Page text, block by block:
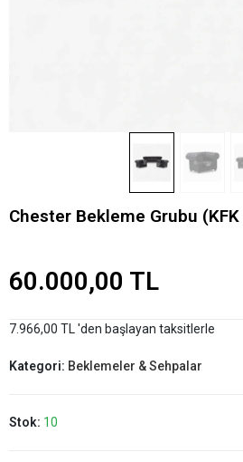
Chester Bekleme Grubu
60.000,00 TL
7.966,00 TL 'den başlayan taksitlerle
Kategori: Beklemeler & Sehpalar
Stok: 10